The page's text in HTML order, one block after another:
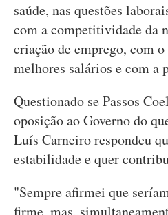
saúde, nas questões
com a competitividade da
criação de emprego, com
melhores salários e com a
Questionado se Passos
oposição ao Governo do
Luís Carneiro respondeu
estabilidade e quer
"Sempre afirmei que
firme, mas,